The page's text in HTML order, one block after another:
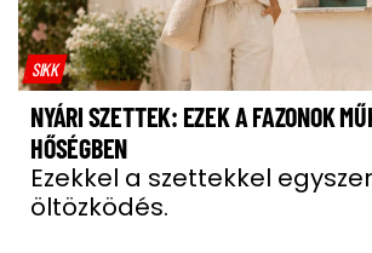
SIKK
NYÁRI SZETTEK: EZEK A FAZONOK
HŐSÉGBEN
Ezekkel a szettekkel
öltözködés.